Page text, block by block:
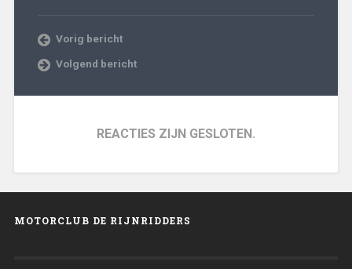
Vorig bericht
Volgend bericht
REACTIES ZIJN GESLOTEN.
MOTORCLUB DE RIJNRIDDERS